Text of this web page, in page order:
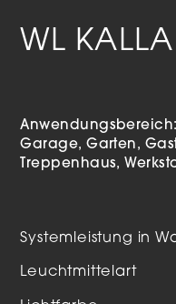
WL
Garage
Garten
Treppenhaus
Systemleistung in
Leuchtmittelart